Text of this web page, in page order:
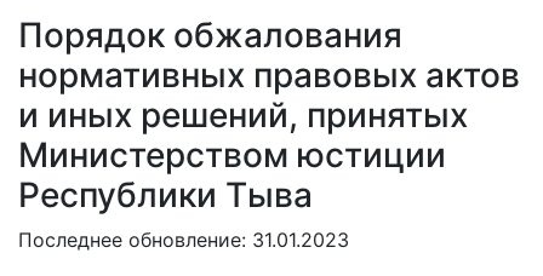
Порядок обжалования
нормативных правовых актов
и иных решений, принятых
Министерством юстиции
Республики Тыва
Последнее обновление: 31.01.2023